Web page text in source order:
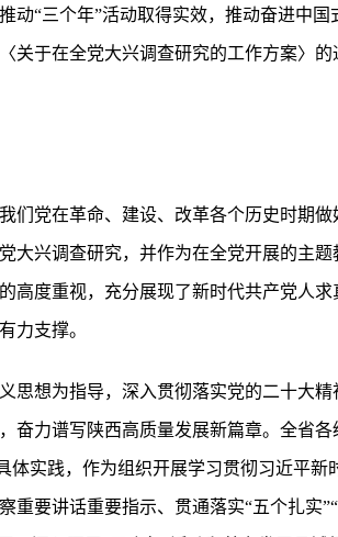
动“三个年”活动取得实效，推动奋进中
关于在全党大兴调查研究的工作方案〉
们党在革命、建设、改革各个历史时期
大兴调查研究，并作为在全党开展的主
度重视，充分展现了新时代共产党人求
力支撑。
思想为指导，深入贯彻落实党的二十大
奋力谱写陕西高质量发展新篇章。全省
体实践，作为组织开展学习贯彻习近平
要讲话重要指示、贯通落实“五个扎实